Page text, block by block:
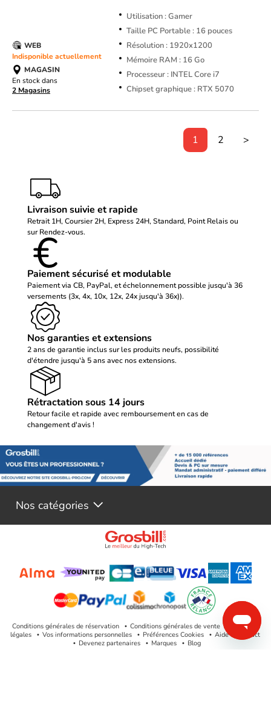
Utilisation : Gamer
Taille PC Portable : 16 pouces
Résolution : 1920x1200
Mémoire RAM : 16 Go
Processeur : INTEL Core i7
Chipset graphique : RTX 5070
WEB
Indisponible actuellement
MAGASIN
En stock dans
2 Magasins
1 2 >
Livraison suivie et rapide
Retrait 1H, Coursier 2H, Express 24H, Standard, Point Relais ou
sur Rendez-vous.
Paiement sécurisé et modulable
Paiement via CB, PayPal, et échelonnement possible jusqu'à 36
versements (3x, 4x, 10x, 12x, 24x jusqu'à 36x)).
Nos garanties et extensions
2 ans de garantie inclus sur les produits neufs, possibilité
d'étendre jusqu'à 5 ans avec nos extensions.
Rétractation sous 14 jours
Retour facile et rapide avec remboursement en cas de
changement d'avis !
Nos catégories
Conditions générales de réservation Conditions générales de vente
Mentions
légales
Vos informations personnelles Préférences Cookies
Aide & Contact
Devenez partenaires
Marques Blog